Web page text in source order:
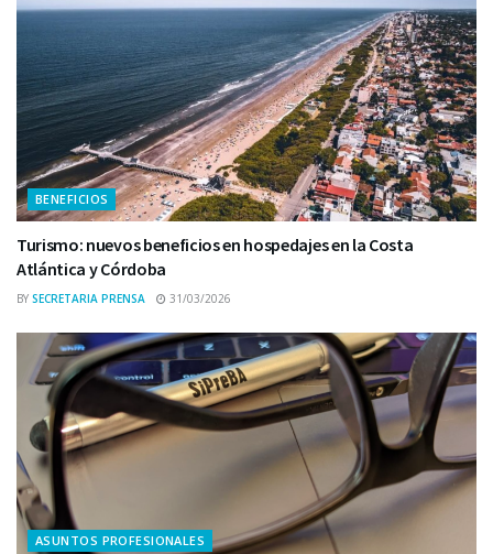
BENEFICIOS
Turismo: nuevos beneficios en hospedajes en la Costa
Atlántica y Córdoba
BY SECRETARIA PRENSA 31/03/2026
ASUNTOS PROFESIONALES